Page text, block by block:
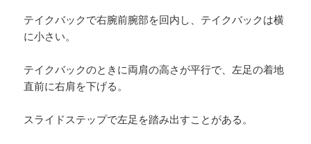
テイクバックで右腕前腕部を回内し、テイクバックは横
に小さい。
テイクバックのときに両肩の高さが平行で、左足の着地
直前に右肩を下げる。
スライドステップで左足を踏み出すことがある。